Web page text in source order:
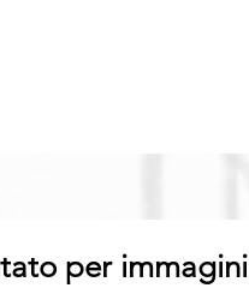
per immagini